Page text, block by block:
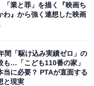
のフランスパン チョ
思うときに低糖質だ
りチョコの味がつい
だわりが多く、低糖
も美味しい為（37歳
オリティが高い（45
「業と罪」を描く『映画ち
わ』から強く連想した映画
間「駆け込み実績ゼロ」の
も…「こども110番の家」
当に必要？ PTAが直面する
と現実